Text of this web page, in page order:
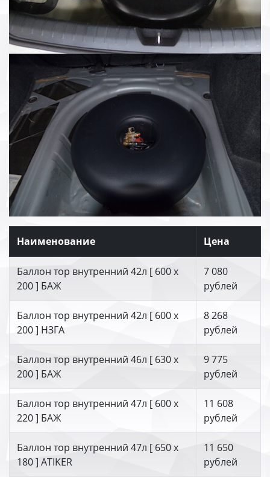
Наименование Цена
Баллон тор внутренний 42л [ 600 х
200 ] БАЖ
7 080
рублей
Баллон тор внутренний 42л [ 600 х
200 ] НЗГА
8 268
рублей
Баллон тор внутренний 46л [ 630 х
200 ] БАЖ
9 775
рублей
Баллон тор внутренний 47л [ 600 х
220 ] БАЖ
11 608
рублей
Баллон тор внутренний 47л [ 650 х
180 ] ATIKER
11 650
рублей